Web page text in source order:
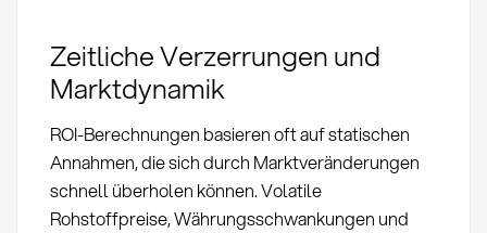
Zeitliche Verzerrungen und
Marktdynamik
ROI-Berechnungen basieren oft auf statischen
Annahmen, die sich durch Marktveränderungen
schnell überholen können. Volatile
Rohstoffpreise, Währungsschwankungen und